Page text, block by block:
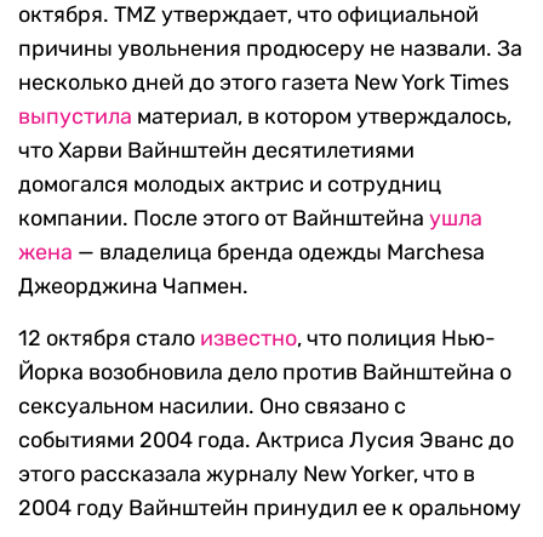
октября. TMZ утверждает, что официальной
причины увольнения продюсеру не назвали. За
несколько дней до этого газета New York Times
выпустила материал, в котором утверждалось,
что Харви Вайнштейн десятилетиями
домогался молодых актрис и сотрудниц
компании. После этого от Вайнштейна ушла
жена — владелица бренда одежды Marchesa
Джеорджина Чапмен.
12 октября стало известно, что полиция Нью-
Йорка возобновила дело против Вайнштейна о
сексуальном насилии. Оно связано с
событиями 2004 года. Актриса Лусия Эванс до
этого рассказала журналу New Yorker, что в
2004 году Вайнштейн принудил ее к оральному